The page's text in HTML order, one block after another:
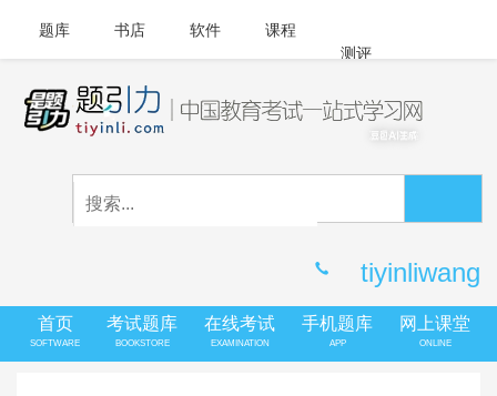
题库 书店 软件
课程
测评
APP下载
tiyinliwang
首页
SOFTWARE
考试题库
BOOKSTORE
在线考试
EXAMINATION
手机题库
APP
网上课堂
ONLINE